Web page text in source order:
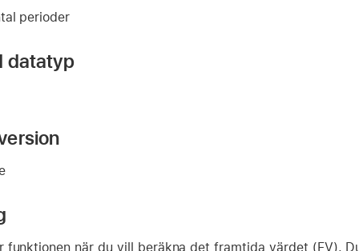
perioder
datatyp
funktionen när du vill beräkna det framtida värdet (FV).